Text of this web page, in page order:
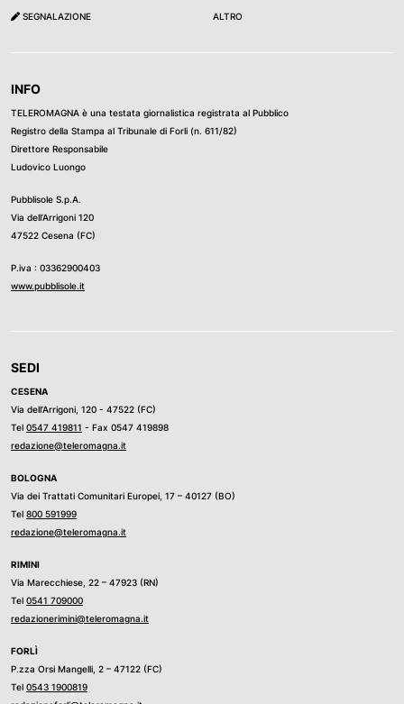
SEGNALAZIONE ALTRO
INFO
TELEROMAGNA è una testata giornalistica registrata al Pubblico
Registro della Stampa al Tribunale di Forli (n. 611/82)
Direttore Responsabile
Ludovico Luongo
Pubblisole S.p.A.
Via dell’Arrigoni 120
47522 Cesena (FC)
P.iva : 03362900403
www.pubblisole.it
SEDI
CESENA
Via dell’Arrigoni, 120 - 47522 (FC)
Tel 0547 419811 - Fax 0547 419898
redazione@teleromagna.it
BOLOGNA
Via dei Trattati Comunitari Europei, 17 – 40127 (BO)
Tel 800 591999
redazione@teleromagna.it
RIMINI
Via Marecchiese, 22 – 47923 (RN)
Tel 0541 709000
redazionerimini@teleromagna.it
FORLÌ
P.zza Orsi Mangelli, 2 – 47122 (FC)
Tel 0543 1900819